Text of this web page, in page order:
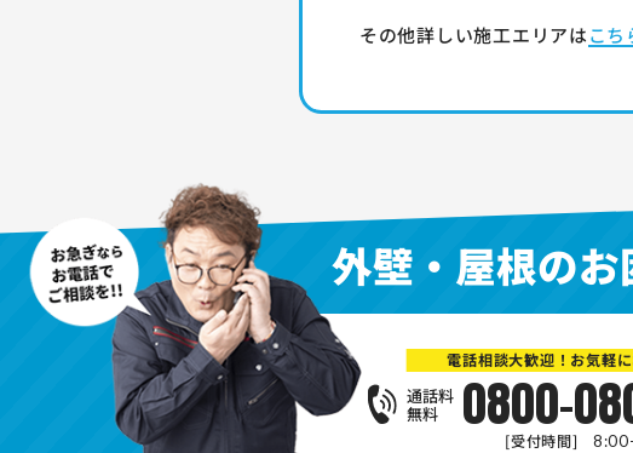
その他詳しい施工エリアはこち
外壁・屋根のお
電話相談大歓迎！お気軽
通話料
無料 0800-
[受付時間]